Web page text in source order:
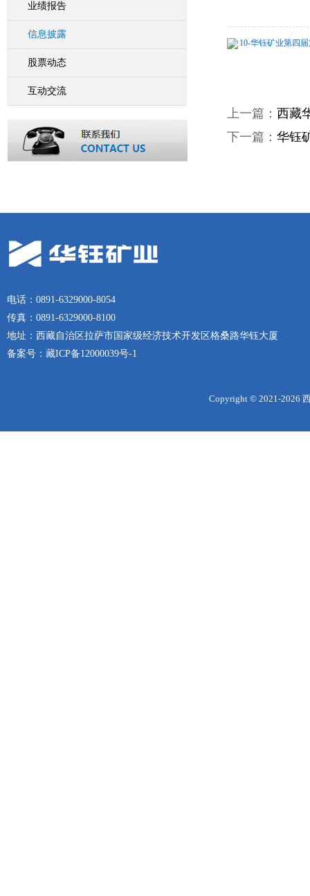
业绩报告
信息披露
股票动态
互动交流
10-华钰矿业第四
上一篇： 西藏
下一篇： 华钰
电话：0891-6329000-8054
传真：0891-6329000-8100
地址：西藏自治区拉萨市国家级经济技术开发区格桑路华钰大厦
备案号： 藏ICP备12000039号-1
Copyright © 2021-2026